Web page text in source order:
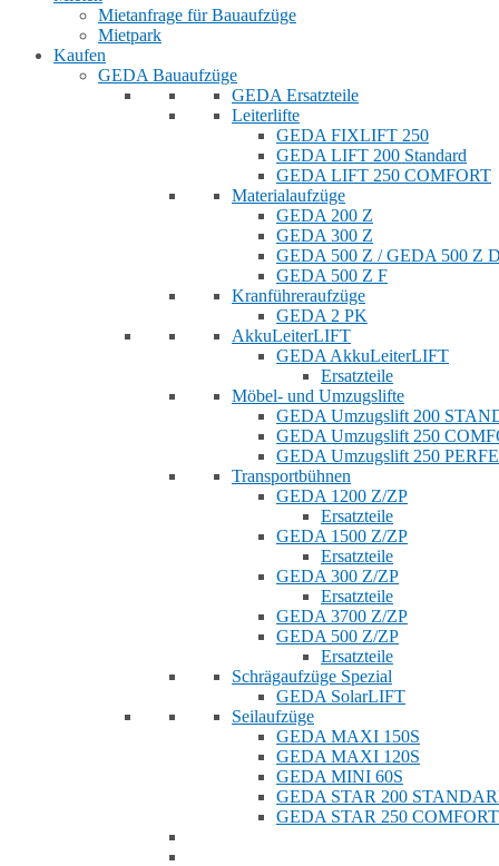
Mietanfrage für Bauaufzüge
Mietpark
Kaufen
GEDA Bauaufzüge
GEDA Ersatzteile
Leiterlifte
GEDA FIXLIFT 250
GEDA LIFT 200 Standard
GEDA LIFT 250 COMFORT
Materialaufzüge
GEDA 200 Z
GEDA 300 Z
GEDA 500 Z / GEDA 500 Z
GEDA 500 Z F
Kranführeraufzüge
GEDA 2 PK
AkkuLeiterLIFT
GEDA AkkuLeiterLIFT
Ersatzteile
Möbel- und Umzugslifte
GEDA Umzugslift 200
GEDA Umzugslift 250
GEDA Umzugslift 250
Transportbühnen
GEDA 1200 Z/ZP
Ersatzteile
GEDA 1500 Z/ZP
Ersatzteile
GEDA 300 Z/ZP
Ersatzteile
GEDA 3700 Z/ZP
GEDA 500 Z/ZP
Ersatzteile
Schrägaufzüge Spezial
GEDA SolarLIFT
Seilaufzüge
GEDA MAXI 150S
GEDA MAXI 120S
GEDA MINI 60S
GEDA STAR 200
GEDA STAR 250 COMFORT